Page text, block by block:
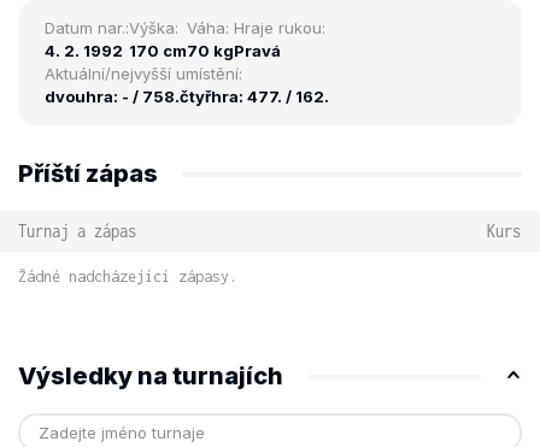
Datum nar.:
4. 2. 1992
Výška:
170 cm
Váha:
70 kg
Hraje rukou:
Pravá
Aktuální/nejvyšší umístění:
dvouhra: - / 758.čtyřhra: 477. / 162.
Příští zápas
Turnaj a zápas Kurs
Žádné nadcházející zápasy.
Výsledky na turnajích